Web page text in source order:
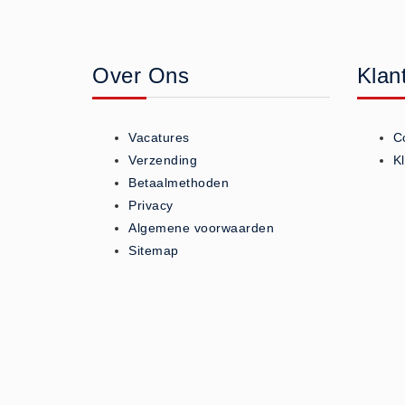
Koud - Warm kompressen (3)
Overige (1)
Teken - Beten sets (5)
Vitamines en mineralen (0)
Eerste Hulp Paneel
Eerste Hulp Paneel (0)
Over Ons
Vacatures
Verzending
Betaalmethoden
Privacy
Algemene voorwaarden
Sitemap